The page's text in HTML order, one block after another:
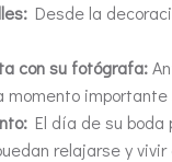
Desde la
con su fotógrafa:
momento
El día de su
relajarse y